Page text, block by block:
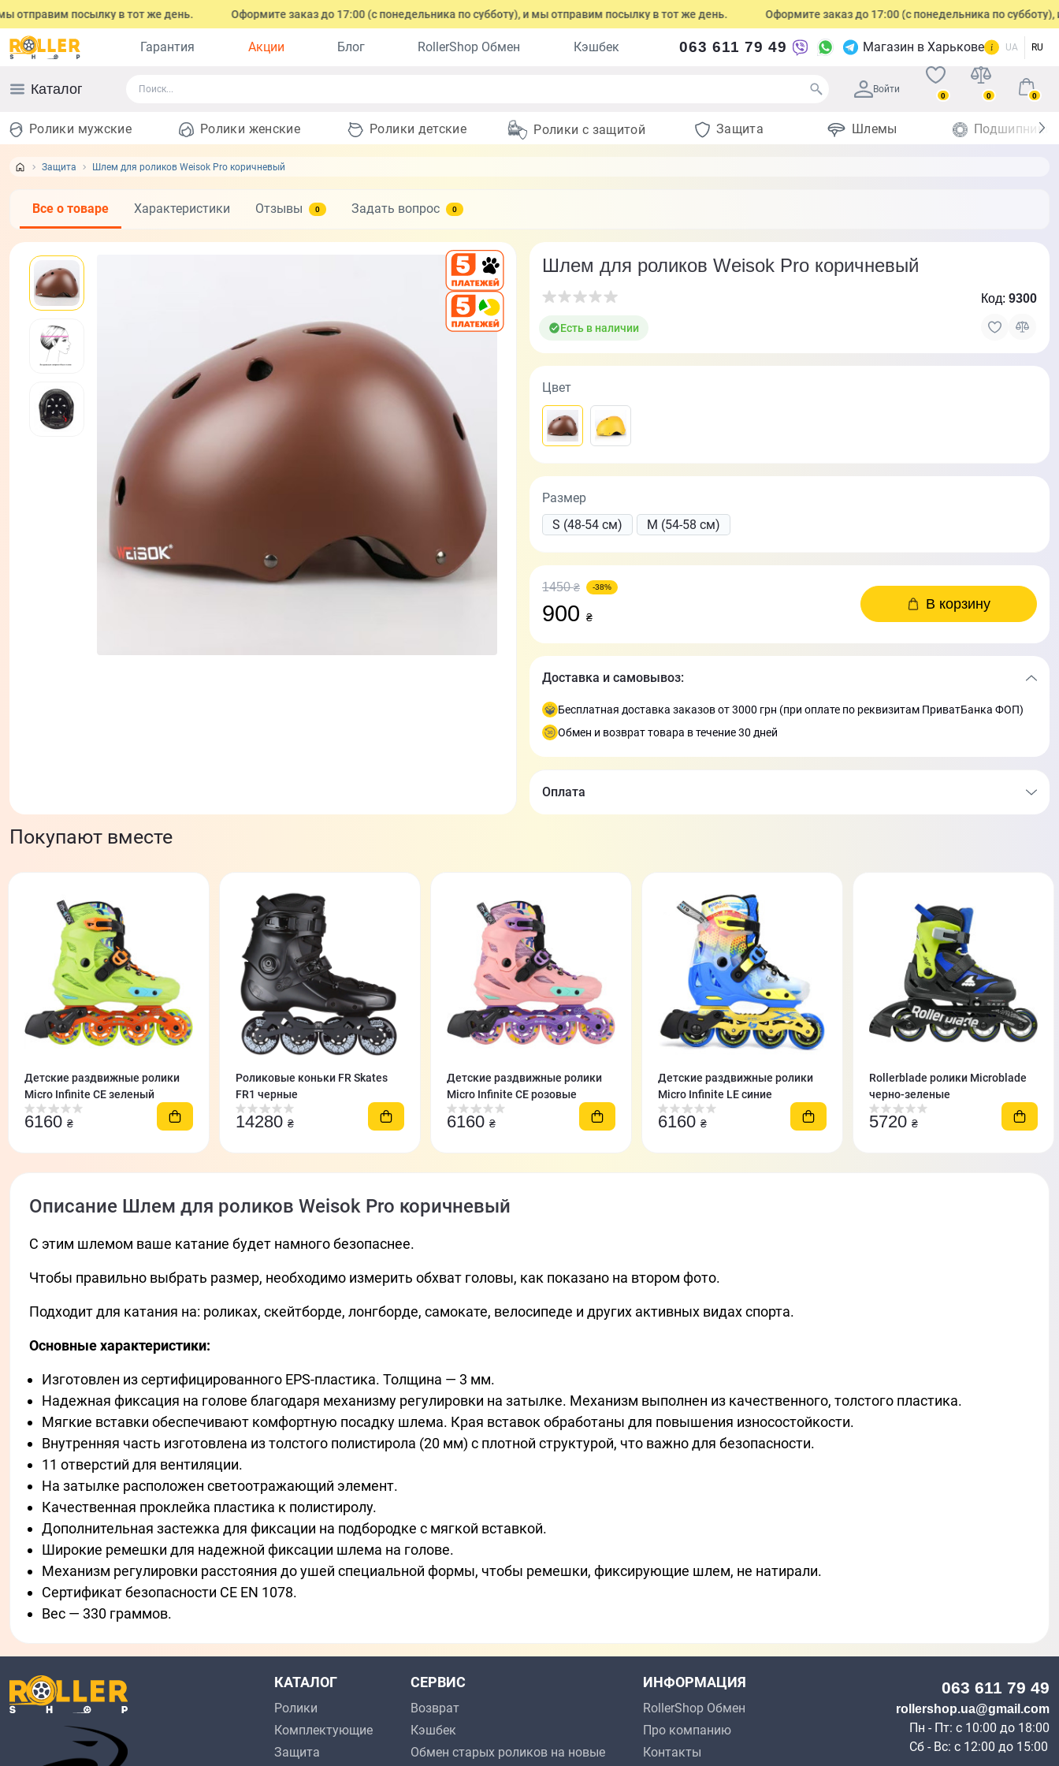
посылку в тот же день. Оформите заказ до 17:00 (с понедельника по субботу), и мы отправим посылку в тот же день. Оформите заказ до 17:00 (с понедельника по субботу), и мы
Гарантия Акции Блог RollerShop Обмен Кэшбек 063 611 79 49 Магазин в Харькове UA RU
Каталог Войти
0 0 0
Ролики мужские Ролики женские Ролики детские Ролики с защитой Защита Шлемы Подшипники
Защита Шлем для роликов Weisok Pro коричневый
Все о товаре Характеристики Отзывы 0 Задать вопрос 0
Шлем для роликов Weisok Pro коричневый
Есть в наличии
Код: 9300
Цвет
Размер
S (48-54 см)
M (54-58 см)
1450₴ -38%
900 ₴
В корзину
Доставка и самовывоз:
Бесплатная доставка заказов от 3000 грн (при оплате по реквизитам ПриватБанка ФОП)
Обмен и возврат товара в течение 30 дней
Оплата
Покупают вместе
Детские раздвижные ролики
Micro Infinite CE зеленый
6160 ₴
Роликовые коньки FR Skates
FR1 черные
14280 ₴
Детские раздвижные ролики
Micro Infinite CE розовые
6160 ₴
Детские раздвижные ролики
Micro Infinite LE синие
6160 ₴
Rollerblade ролики Microblade
черно-зеленые
5720 ₴
Описание Шлем для роликов Weisok Pro коричневый
С этим шлемом ваше катание будет намного безопаснее.
Чтобы правильно выбрать размер, необходимо измерить обхват головы, как показано на втором фото.
Подходит для катания на: роликах, скейтборде, лонгборде, самокате, велосипеде и других активных видах спорта.
Основные характеристики:
Изготовлен из сертифицированного EPS-пластика. Толщина — 3 мм.
Надежная фиксация на голове благодаря механизму регулировки на затылке. Механизм выполнен из качественного, толстого пластика.
Мягкие вставки обеспечивают комфортную посадку шлема. Края вставок обработаны для повышения износостойкости.
Внутренняя часть изготовлена из толстого полистирола (20 мм) с плотной структурой, что важно для безопасности.
11 отверстий для вентиляции.
На затылке расположен светоотражающий элемент.
Качественная проклейка пластика к полистиролу.
Дополнительная застежка для фиксации на подбородке с мягкой вставкой.
Широкие ремешки для надежной фиксации шлема на голове.
Механизм регулировки расстояния до ушей специальной формы, чтобы ремешки, фиксирующие шлем, не натирали.
Сертификат безопасности CE EN 1078.
Вес — 330 граммов.
КАТАЛОГ
Ролики
Комплектующие
Защита
СЕРВИС
Возврат
Кэшбек
Обмен старых роликов на новые
ИНФОРМАЦИЯ
RollerShop Обмен
Про компанию
Контакты
063 611 79 49
rollershop.ua@gmail.com
Пн - Пт: с 10:00 до 18:00
Сб - Вс: с 12:00 до 15:00